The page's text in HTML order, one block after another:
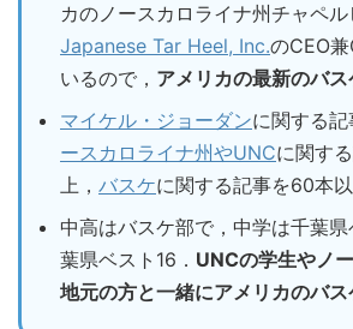
カのノースカロライナ州チャペル
Japanese Tar Heel, Inc.のCEO
いるので， アメリカの最新のバ
マイケル・ジョーダンに関する記
ースカロライナ州やUNCに関す
上， バスケに関する記事を60本以
中高はバスケ部で，中学は千葉
葉県ベスト16． UNCの学生やノ
地元の方と一緒にアメリカのバス